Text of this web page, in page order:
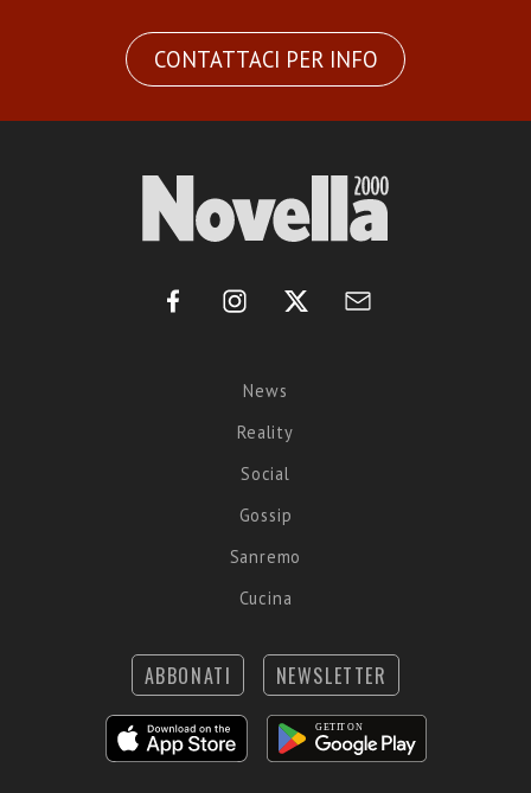
CONTATTACI PER INFO
News
Reality
Social
Gossip
Sanremo
Cucina
ABBONATI NEWSLETTER